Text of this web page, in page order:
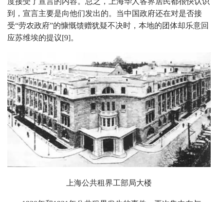
到，宣言主要是向他们发出的。当中国政府还在对是否接
受“劳农政府”的慷慨馈赠犹疑不决时，本地的团体却乐意回
应苏维埃的提议[9]。
上海公共租界工部局大楼